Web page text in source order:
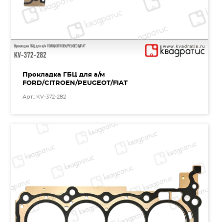
Прокладка ГБЦ для а/м
FORD/CITROEN/PEUGEOT/FIAT
Арт.: KV-372-282